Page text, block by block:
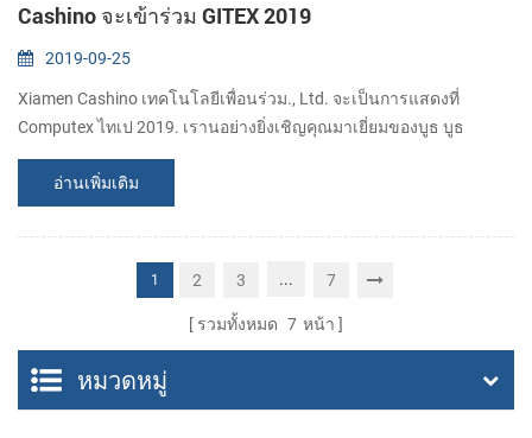
Cashino จะเข้าร่วม GITEX 2019
2019-09-25
Xiamen Cashino เทคโนโลยีเพื่อนร่วม., Ltd. จะเป็นการแสดงที่
Computex ไทเป 2019. เรานอย่างยิ่งเชิญคุณมาเยี่ยมของบูธ บูธ
จำนวน:ถนนเอช 2-เลขที่ 44วันที่:ต.ค.. 06-10,2019 ที่อยู่:ดูไบโลกแลก
เปลี่ centreoff Sheikh Zayed ถนนโพล่อง 9292,ดูไบ...
อ่านเพิ่มเติม
1 2 3 ... 7
รวมทั้งหมด 7 หน้า
หมวดหมู่